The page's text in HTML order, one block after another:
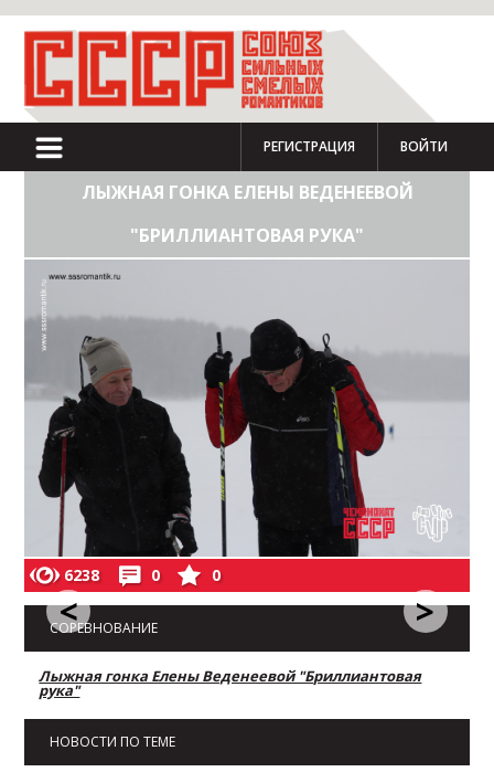
РЕГИСТРАЦИЯ ВОЙТИ
ЛЫЖНАЯ ГОНКА ЕЛЕНЫ ВЕДЕНЕЕВОЙ
"БРИЛЛИАНТОВАЯ РУКА"
< >
6238 0 0
СОРЕВНОВАНИЕ
Лыжная гонка Елены Веденеевой "Бриллиантовая
рука"
НОВОСТИ ПО ТЕМЕ